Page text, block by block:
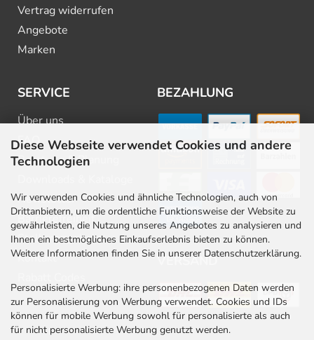
Diese Webseite verwendet Cookies und andere
Technologien
Wir verwenden Cookies und ähnliche Technologien, auch von
Drittanbietern, um die ordentliche Funktionsweise der Website zu
gewährleisten, die Nutzung unseres Angebotes zu analysieren und
Ihnen ein bestmögliches Einkaufserlebnis bieten zu können.
Weitere Informationen finden Sie in unserer Datenschutzerklärung.
Personalisierte Werbung: ihre personenbezogenen Daten werden
zur Personalisierung von Werbung verwendet. Cookies und IDs
können für mobile Werbung sowohl für personalisierte als auch
für nicht personalisierte Werbung genutzt werden.
Vertrag widerrufen
Angebote
Marken
SERVICE
Über uns
FAQ
Beratung & Planung
Newsletter
Barrierefreiheit
Stellenangebote
Kontakt
BEZAHLUNG
VERSAND